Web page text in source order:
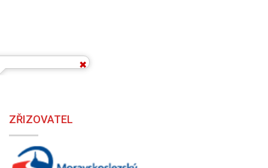
ZŘIZOVATEL